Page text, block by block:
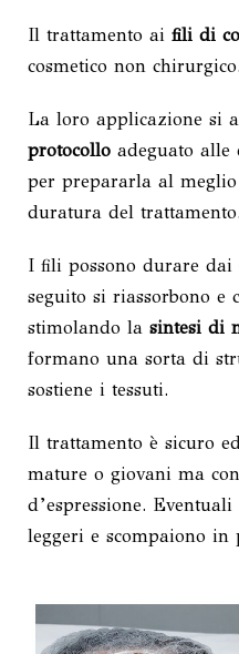
Il trattamento ai fili di
cosmetico non chirurgico.
La loro applicazione si
protocollo adeguato alle
per prepararla al
duratura del trattamento.
I fili possono durare
seguito si riassorbono e
stimolando la sintesi di
formano una sorta di
sostiene i tessuti.
Il trattamento è sicuro
mature o giovani ma
d’espressione.
leggeri e scompaiono in